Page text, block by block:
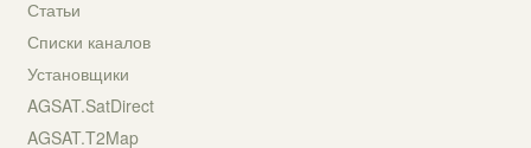
Статьи
Списки каналов
Установщики
AGSAT.SatDirect
AGSAT.T2Map